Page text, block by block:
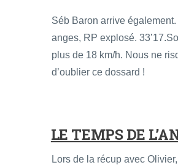
Séb Baron arrive
anges, RP explosé.
plus de 18 km/h. Nous ne
d’oublier ce dossard !
LE TEMPS DE
Lors de la récup avec Olivier,